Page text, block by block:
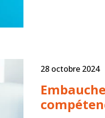
28 octobre 2024